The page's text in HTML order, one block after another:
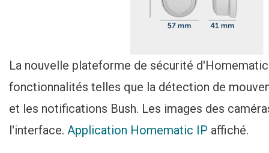
La nouvelle plateforme de sécurité
fonctionnalités telles que la détection de
et les notifications Bush. Les images des
l'interface. Application Homematic IP affiché.